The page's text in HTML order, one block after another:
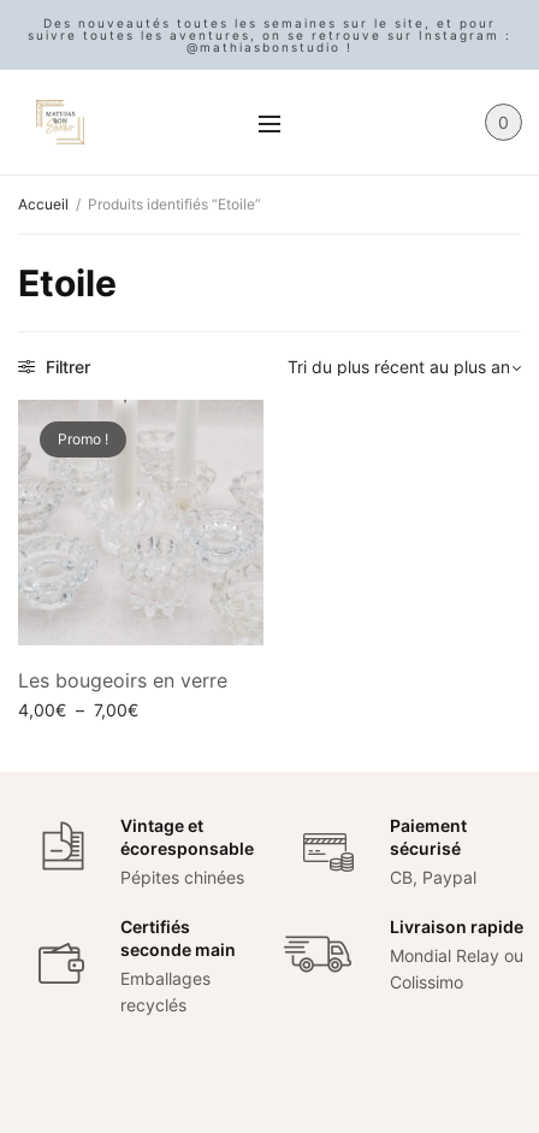
Des nouveautés toutes les semaines sur le site, et pour
suivre toutes les aventures, on se retrouve sur Instagram :
@mathiasbonstudio !
0
Accueil / Produits identifiés “Etoile”
Etoile
Filtrer
Promo !
Les bougeoirs en verre
4,00€ – 7,00€Plage
7,00€
Vintage et
écoresponsable
Pépites chinées
Paiement
sécurisé
CB, Paypal
Certifiés
seconde main
Emballages
recyclés
Livraison rapide
Mondial Relay ou
Colissimo